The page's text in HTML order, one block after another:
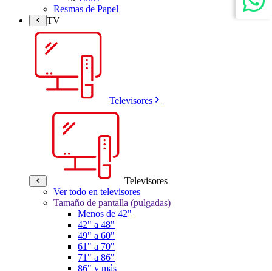
Resmas de Papel
TV
Televisores
Televisores
Ver todo en televisores
Tamaño de pantalla (pulgadas)
Menos de 42"
42" a 48"
49" a 60"
61" a 70"
71" a 86"
86" y más